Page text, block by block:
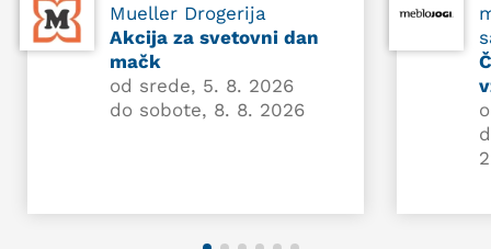
Mueller Drogerija
Akcija za svetovni dan
mačk
od srede, 5. 8. 2026
do sobote, 8. 8. 2026